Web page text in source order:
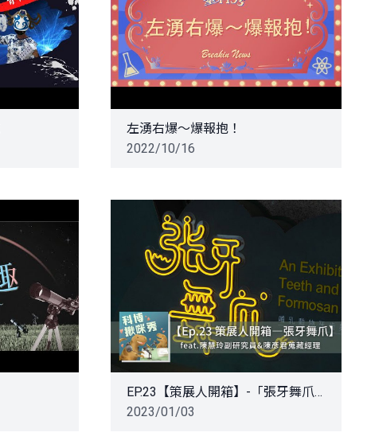
左湧右爆～爆報抱！
2022/10/16
EP.23【策展人開箱】-「張牙舞爪」特展 feat. 陳慧玲&陳彥君 aka 史上最熱銷文創品特展
2023/01/03